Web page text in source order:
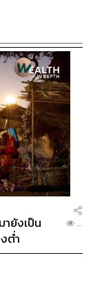
ายังเป็น
ต่ำ
...